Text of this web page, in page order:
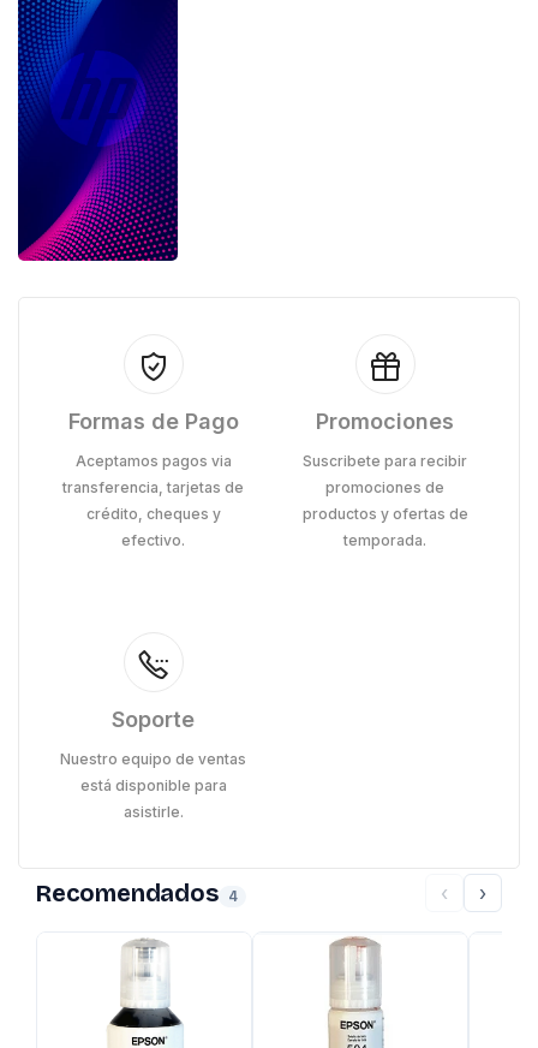
Formas de Pago
Aceptamos pagos via
transferencia, tarjetas de
crédito, cheques y
efectivo.
Promociones
Suscribete para recibir
promociones de
productos y ofertas de
temporada.
Soporte
Nuestro equipo de ventas
está disponible para
asistirle.
Recomendados 4 ‹ ›